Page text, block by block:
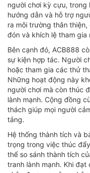
người chơi kỳ cựu, trong
hướng dẫn và hỗ trợ
ra môi trường thân
đón và khích lệ tham gia
Bên cạnh đó, ACB888
sự kiện hợp tác. Người
hoặc tham gia các thử
Những hoạt động này
người chơi mà còn thúc
lành mạnh. Cộng đồng
thách giúp mọi người
tảng.
Hệ thống thành tích và
trọng trong việc thúc
thể so sánh thành tích
tranh lành mạnh. Khi